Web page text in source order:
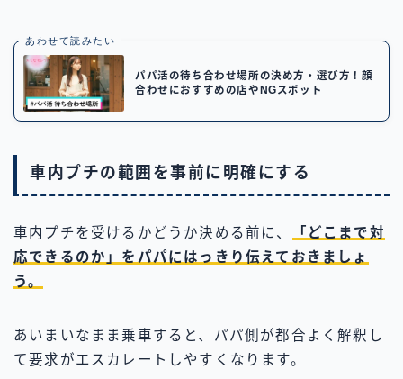
あわせて読みたい
パパ活の待ち合わせ場所の決め方・選び方！顔
合わせにおすすめの店やNGスポット
車内プチの範囲を事前に明確にする
車内プチを受けるかどうか決める前に、
「どこまで対
応できるのか」をパパにはっきり伝えておきましょ
う。
あいまいなまま乗車すると、パパ側が都合よく解釈し
て要求がエスカレートしやすくなります。